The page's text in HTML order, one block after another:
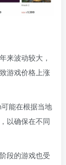
来波动较大，
游戏价格上涨
可能在根据当地
以确保在不同
段的游戏也受